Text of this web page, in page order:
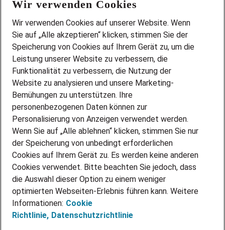
FAQ
Wir stellen ein!
DEINE BERUFSGRUPPE
DEINE LEBENSSITUATION
PARTNERSHIP WITH AIRBUS
INITIATIV BEWERBEN
ÜBER UNS
STANDORTE
BLOG
PRESSE
KONTAKT
@Adecco 2026
IMPRESSUM
DATENSCHUTZ
Wir verwenden Cookies
Wir verwenden Cookies auf unserer Website. Wenn
Sie auf „Alle akzeptieren“ klicken, stimmen Sie der
Speicherung von Cookies auf Ihrem Gerät zu, um die
Leistung unserer Website zu verbessern, die
Funktionalität zu verbessern, die Nutzung der
Website zu analysieren und unsere Marketing-
Bemühungen zu unterstützen. Ihre
personenbezogenen Daten können zur
Personalisierung von Anzeigen verwendet werden.
Wenn Sie auf „Alle ablehnen“ klicken, stimmen Sie nur
der Speicherung von unbedingt erforderlichen
Cookies auf Ihrem Gerät zu. Es werden keine anderen
Cookies verwendet. Bitte beachten Sie jedoch, dass
die Auswahl dieser Option zu einem weniger
optimierten Webseiten-Erlebnis führen kann. Weitere
Informationen: Cookie
Richtlinie, Datenschutzrichtlinie